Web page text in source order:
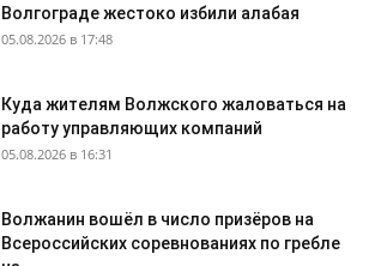
Волгограде жестоко избили алабая
05.08.2026 в 17:48
Куда жителям Волжского жаловаться на
работу управляющих компаний
05.08.2026 в 16:31
Волжанин вошёл в число призёров на
Всероссийских соревнованиях по гребле